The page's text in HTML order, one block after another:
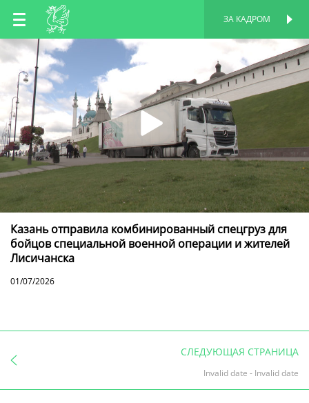
RU
TT
ЗА КАДРОМ
Казань отправила комбинированный спецгруз для
бойцов специальной военной операции и жителей
Лисичанска
01/07/2026
СЛЕДУЮЩАЯ СТРАНИЦА
Invalid date - Invalid date
ПЕРСОНАЛЬНАЯ
СТРАНИЦА